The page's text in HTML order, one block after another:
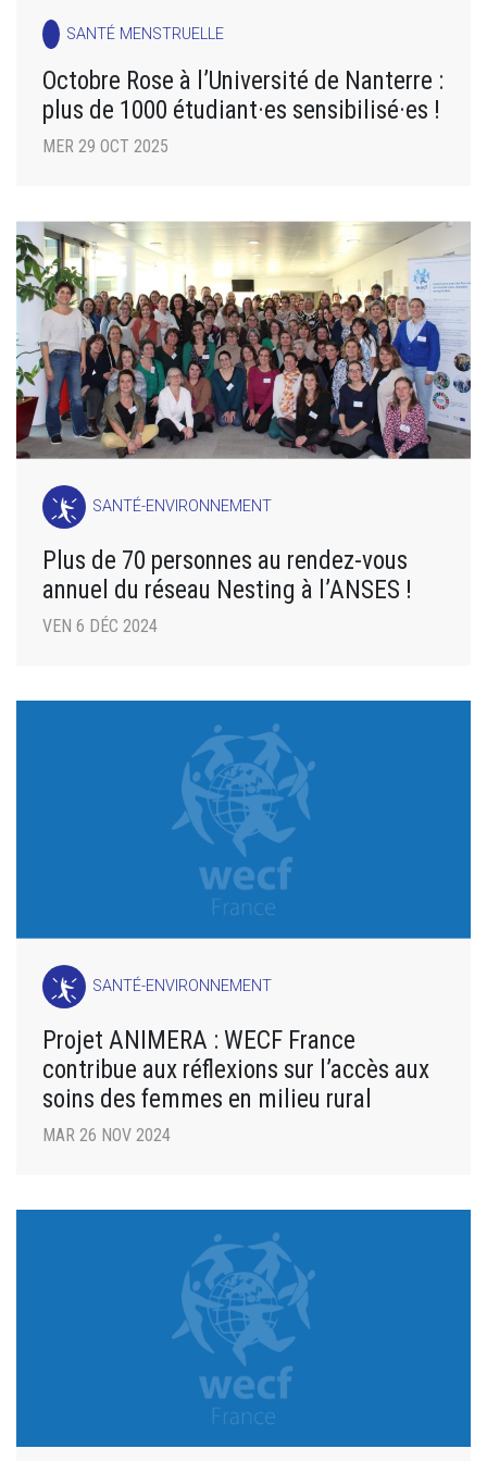
SANTÉ MENSTRUELLE
Octobre Rose à l’Université de Nanterre :
plus de 1000 étudiant·es sensibilisé·es !
MER 29 OCT 2025
SANTÉ-ENVIRONNEMENT
Plus de 70 personnes au rendez-vous
annuel du réseau Nesting à l’ANSES !
VEN 6 DÉC 2024
SANTÉ-ENVIRONNEMENT
Projet ANIMERA : WECF France
contribue aux réflexions sur l’accès aux
soins des femmes en milieu rural
MAR 26 NOV 2024